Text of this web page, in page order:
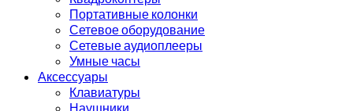
Портативные колонки
Сетевое оборудование
Сетевые аудиоплееры
Умные часы
Аксессуары
Клавиатуры
Наушники